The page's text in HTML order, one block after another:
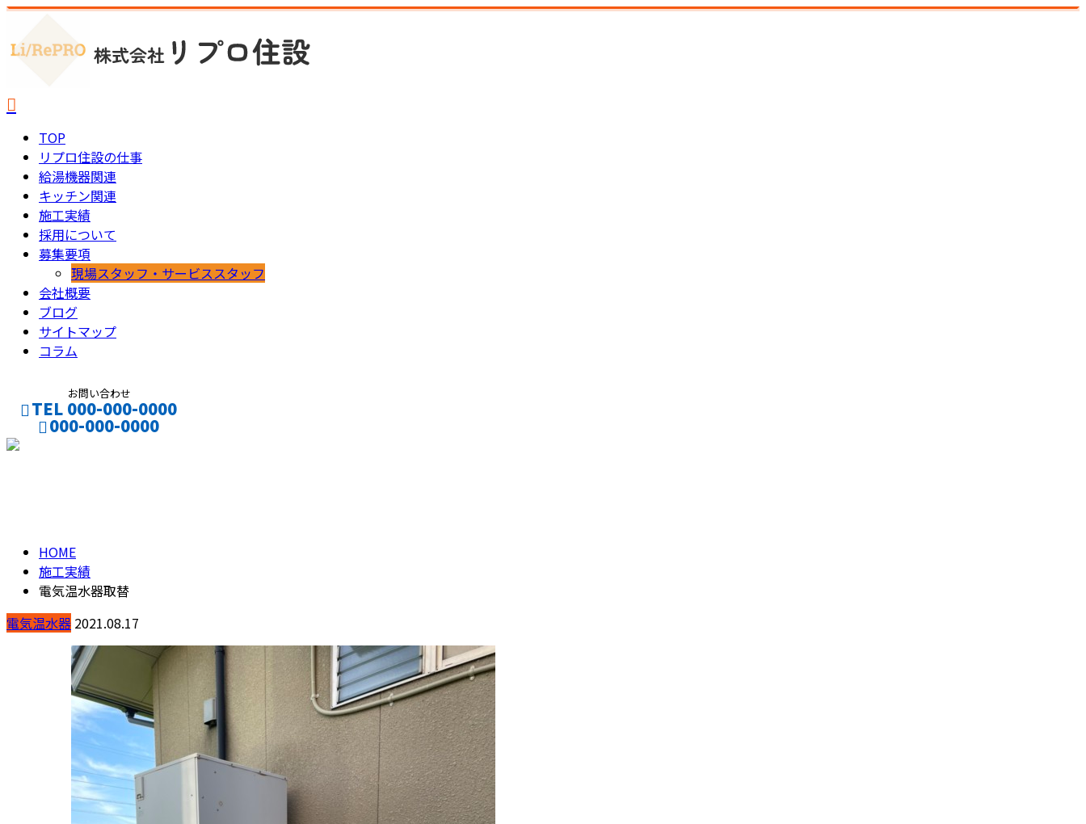
TOP
リプロ住設の仕事
給湯機器関連
キッチン関連
施工実績
採用について
募集要項
現場スタッフ・サービススタッフ
会社概要
ブログ
サイトマップ
コラム
お問い合わせ
TEL 000-000-0000
000-000-0000
HOME
施工実績
電気温水器取替
電気温水器 2021.08.17